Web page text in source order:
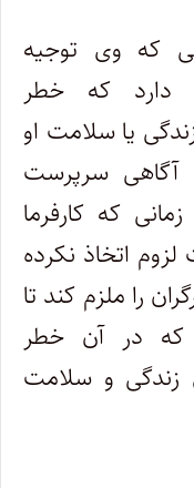
که وی توجیه
دارد که خطر
یا سلامت او
آگاهی سرپرست
که کارفرما
اتخاذ نکرده
را ملزم کند تا
که در آن خطر
زندگی و سلامت